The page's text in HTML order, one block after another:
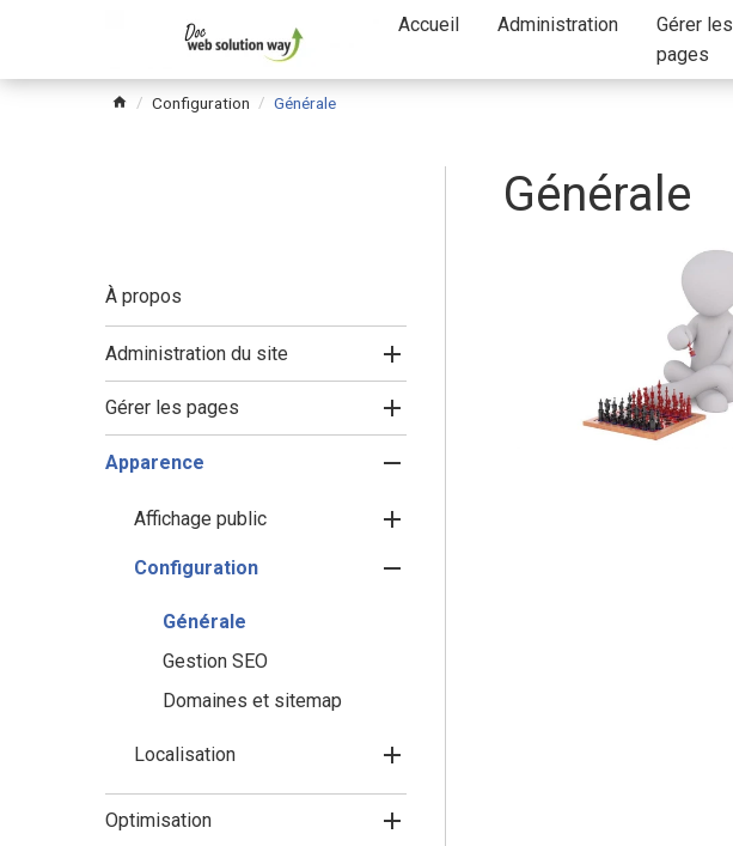
Passer
menu
Accueil Administration
Gérer les
pages
Configuration Générale
Générale
À propos
Administration du site
Gérer les pages
Apparence
Affichage public
Configuration
Générale
Gestion SEO
Domaines et sitemap
Localisation
Optimisation